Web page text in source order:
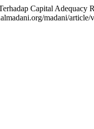
Capital Adequacy
madani/article/